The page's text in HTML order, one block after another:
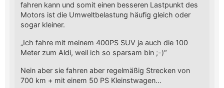
fahren kann und somit einen besseren Lastpunkt des
Motors ist die Umweltbelastung häufig gleich oder
sogar kleiner.
„Ich fahre mit meinem 400PS SUV ja auch die 100
Meter zum Aldi, weil ich so sparsam bin ;-)“
Nein aber sie fahren aber regelmäßig Strecken von
700 km + mit einem 50 PS Kleinstwagen…